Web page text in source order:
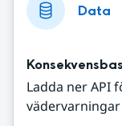
Data
Ladda ner API
vädervarningar